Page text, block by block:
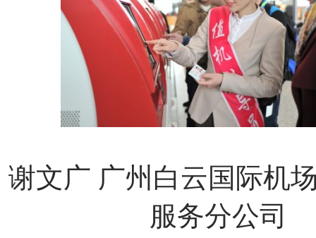
谢文广 广州白云国际机
服务分公司